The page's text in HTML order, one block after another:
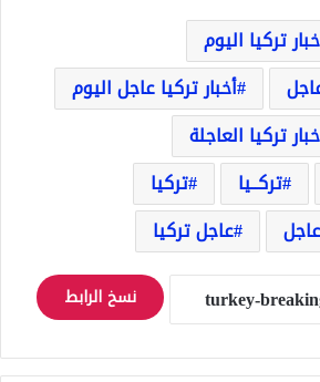
تركيا اليوم
أخبار تركيا عاجل اليوم
تركيا العاجلة
تركــيا
تركيا
عاجل عاجل تركيا
نسخ الرابط